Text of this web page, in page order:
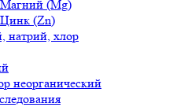
(Mg)
(Zn)
натрий, хлор
неорганический